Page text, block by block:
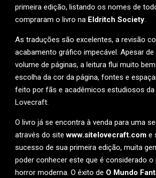
primeira edição, listando os nomes de
compraram o livro na Eldritch Society.
As traduções são excelentes, a revisão
acabamento gráfico impecável. Apesar de
volume de páginas, a leitura flui muito
escolha da cor da página, fontes e
feito por fãs e acadêmicos estudiosos da
Lovecraft.
O livro já se encontra à venda para uma
através do sitewww.sitelovecraft.com e
sucesso de sua primeira edição, muita
poder conhecer este que é considerado o
horror moderna. O êxito de O Mundo